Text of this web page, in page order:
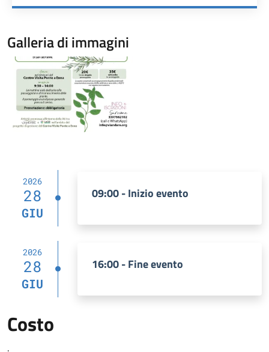
Galleria di immagini
Image
2026
28
GIU
09:00 - Inizio evento
2026
28
GIU
16:00 - Fine evento
Costo
.